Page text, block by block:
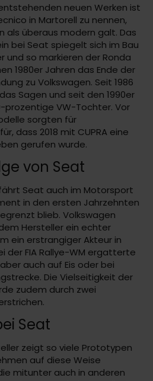
neuen Werken ist
in Martorell zu nennen,
als überaus modern galt. Das
bei Seat spiegelt sich im Bau
und so markieren der Ronda
1980er Jahren das Ende der
zu Volkswagen. Seit 1986
Sagen und seit den 1990er
prozentige VW-Tochter. Vor
sorgten für
dass 2018 mit CUPRA eine
gerufen wurde.
von Seat
Seat auch im Motorsport
in den ersten Jahrzehnten
blieb. Volkswagen
Hersteller ein echter
ein erstrangiger Akteur in
der FIA Rallye-WM ergatterte
auch auf Eis oder bei
Die Vielseitigkeit der
zudem durch zwei
Seat
zeigt so viele Prototypen
auf diese Weise
mitunter auch in anderen